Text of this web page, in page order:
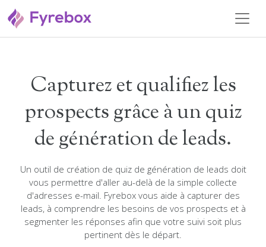
Capturez et qualifiez les
prospects grâce à un quiz
de génération de leads.
Un outil de création de quiz de génération de leads doit
vous permettre d'aller au-delà de la simple collecte
d'adresses e-mail. Fyrebox vous aide à capturer des
leads, à comprendre les besoins de vos prospects et à
segmenter les réponses afin que votre suivi soit plus
pertinent dès le départ.